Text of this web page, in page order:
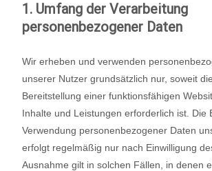
1. Umfang der Verarbeitung
personenbezogener Daten
Wir erheben und verwenden
unserer Nutzer grundsätzlich nur, soweit
Bereitstellung einer funktionsfähigen
Inhalte und Leistungen erforderlich ist. Die
Verwendung personenbezogener Daten
erfolgt regelmäßig nur nach Einwilligung
Ausnahme gilt in solchen Fällen, in denen